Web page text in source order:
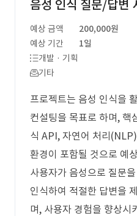
음성 인식 질문/답변
예상 금액
200,000원
예상 기간
1일
개발 · 기획
기타
프로젝트는 음성 인식을
컨설팅을 목표로 하며, 핵
식 API, 자연어 처리
환경이 포함될 것으로 예
사용자가 음성으로 질문
인식하여 적절한 답변을
며, 사용자 경험을 향상시